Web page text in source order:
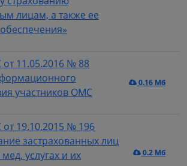
лицам, а также ее
11.05.2016 № 88
участников ОМС
0.16 Мб
19.10.2015 № 196
застрахованных лиц
услугах и их
0.2 Мб